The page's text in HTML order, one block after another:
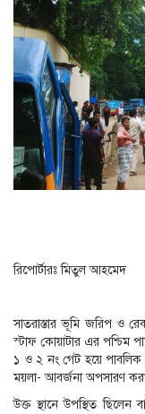
রিপোর্টারঃ মিতুল আহমেদ
সাতরাস্তার ভূমি জরিপ ও
স্টাফ কোয়াটার এর পশ্চিম
১ ও ২ নং গেট হয়ে পাবলিক
ময়লা- আবর্জনা অপসারণ
উক্ত স্থানে উপস্থিত ছিলেন